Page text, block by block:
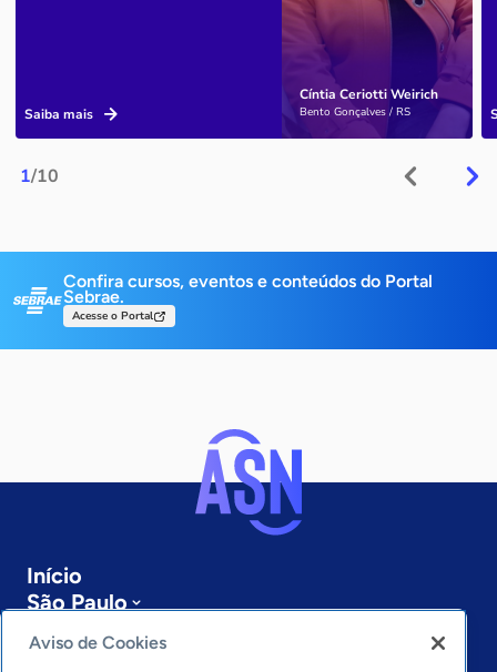
1/10
Cíntia Ceriotti Weirich
Bento Gonçalves / RS
Saiba mais
Confira cursos, eventos e conteúdos do Portal
Sebrae.
Acesse o Portal
Início
São Paulo
Sobre a ASN
Últimas notícias
Aviso de Cookies